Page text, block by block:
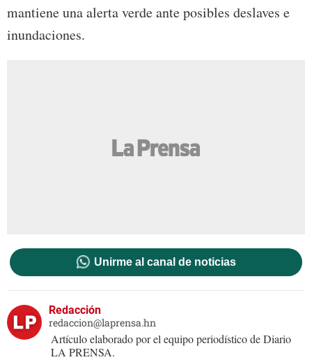
mantiene una alerta verde ante posibles deslaves e
inundaciones.
Unirme al canal de noticias
Redacción
redaccion@laprensa.hn
Artículo elaborado por el equipo periodístico de Diario
LA PRENSA.